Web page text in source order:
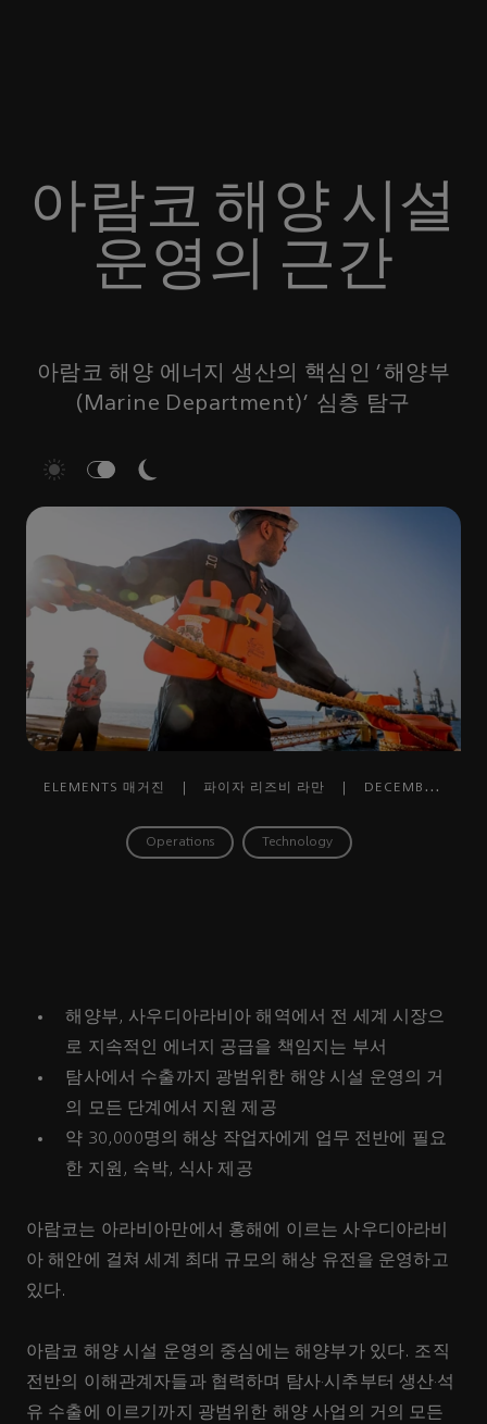
아람코 해양 시설
운영의 근간
아람코 해양 에너지 생산의 핵심인 ‘해양부
(Marine Department)’ 심층 탐구
ELEMENTS 매거진 파이자 리즈비 라만
DECEMBER
Operations Technology
해양부, 사우디아라비아 해역에서 전 세계 시장으
로 지속적인 에너지 공급을 책임지는 부서
탐사에서 수출까지 광범위한 해양 시설 운영의 거
의 모든 단계에서 지원 제공
약 30,000명의 해상 작업자에게 업무 전반에 필요
한 지원, 숙박, 식사 제공
아람코는 아라비아만에서 홍해에 이르는 사우디아라비
아 해안에 걸쳐 세계 최대 규모의 해상 유전을 운영하고
있다.
아람코 해양 시설 운영의 중심에는 해양부가 있다. 조직
전반의 이해관계자들과 협력하며 탐사·시추부터 생산·석
유 수출에 이르기까지 광범위한 해양 사업의 거의 모든